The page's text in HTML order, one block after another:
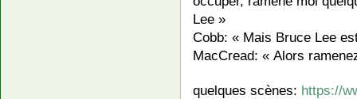
Lee »
Cobb: « Mais Bruce Lee
MacCread: « Alors
quelques scènes: https://